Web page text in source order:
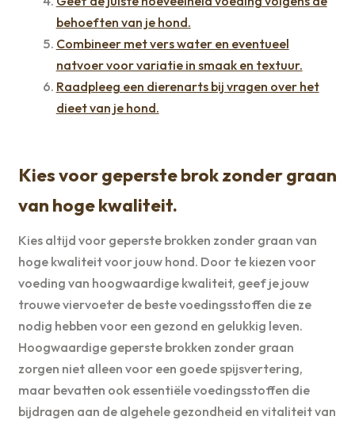
behoeften van je hond.
Combineer met vers water en eventueel
natvoer voor variatie in smaak en textuur.
Raadpleeg een dierenarts bij vragen over het
dieet van je hond.
Kies voor geperste brok zonder graan
van hoge kwaliteit.
Kies altijd voor geperste brokken zonder graan van
hoge kwaliteit voor jouw hond. Door te kiezen voor
voeding van hoogwaardige kwaliteit, geef je jouw
trouwe viervoeter de beste voedingsstoffen die ze
nodig hebben voor een gezond en gelukkig leven.
Hoogwaardige geperste brokken zonder graan
zorgen niet alleen voor een goede spijsvertering,
maar bevatten ook essentiële voedingsstoffen die
bijdragen aan de algehele gezondheid en vitaliteit van